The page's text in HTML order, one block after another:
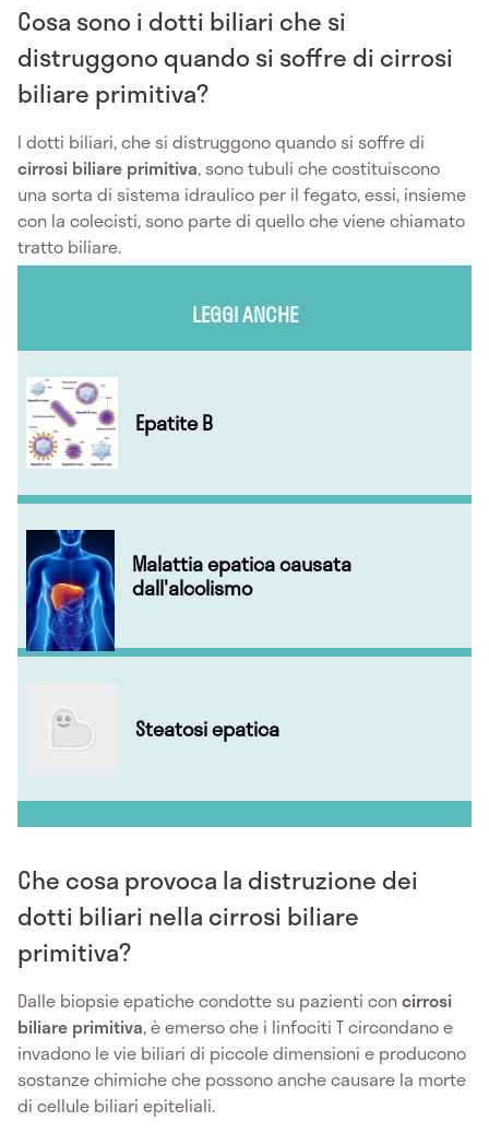
Cosa sono i dotti biliari che si
distruggono quando si soffre di cirrosi
biliare primitiva?
I dotti biliari, che si distruggono quando si soffre di
cirrosi biliare primitiva, sono tubuli che costituiscono
una sorta di sistema idraulico per il fegato, essi, insieme
con la colecisti, sono parte di quello che viene chiamato
tratto biliare.
LEGGI ANCHE
Epatite B
Malattia epatica causata
dall'alcolismo
Steatosi epatica
Che cosa provoca la distruzione dei
dotti biliari nella cirrosi biliare
primitiva?
Dalle biopsie epatiche condotte su pazienti concirrosi
biliare primitiva, è emerso che i linfociti T circondano e
invadono le vie biliari di piccole dimensioni e producono
sostanze chimiche che possono anche causare la morte
di cellule biliari epiteliali.